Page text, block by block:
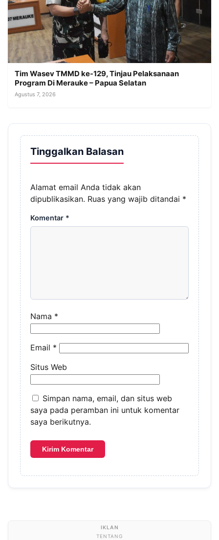
Tim Wasev TMMD ke-129, Tinjau Pelaksanaan
Program Di Merauke – Papua Selatan
Agustus 7, 2026
Tinggalkan Balasan
Alamat email Anda tidak akan
dipublikasikan. Ruas yang wajib ditandai *
Komentar *
Nama *
Email *
Situs Web
Simpan nama, email, dan situs web
saya pada peramban ini untuk komentar
saya berikutnya.
TENTANG